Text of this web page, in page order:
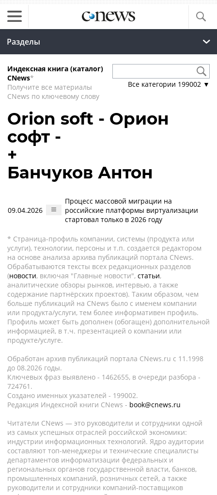
Разделы
Индексная книга (каталог)
CNews*
Получите все материалы
CNews по ключевому слову
Все категории 199002 ▼
Orion soft - Орион
софт -
+
Банчуков Антон
09.04.2026
Процесс массовой миграции на
российские платформы виртуализации
стартовал только в 2026 году
* Страница-профиль компании, системы (продукта или
услуги), технологии, персоны и т.п. создается редактором
на основе анализа архива публикаций портала CNews.
Обрабатываются тексты всех редакционных разделов
(новости, включая "Главные новости", статьи,
аналитические обзоры рынков, интервью, а также
содержание партнёрских проектов). Таким образом, чем
больше публикаций на CNews было с именем компании
или продукта/услуги, тем более информативен профиль.
Профиль может быть дополнен (обогащен) дополнительной
информацией, в т.ч. презентацией о компании или
продукте/услуге.
Обработан архив публикаций портала CNews.ru c 11.1998
до 08.2026 годы.
Ключевых фраз выявлено - 1462655, в очереди разбора -
724761.
Создано именных указателей - 199002.
Редакция Индексной книги CNews - book@cnews.ru
Читатели CNews — это руководители и сотрудники одной
из самых успешных отраслей российской экономики:
индустрии информационных технологий. Ядро аудитории
составляют топ-менеджеры и технические специалисты
департаментов информатизации федеральных и
региональных органов государственной власти, банков,
промышленных компаний, розничных сетей, а также
руководители и сотрудники компаний-поставщиков